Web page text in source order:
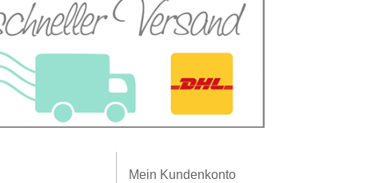
Mein Kundenkonto